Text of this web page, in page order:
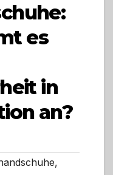
es
in
an?
,